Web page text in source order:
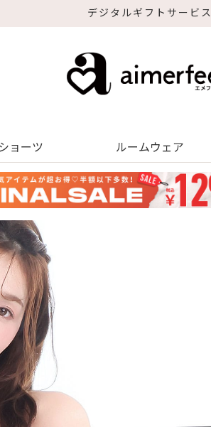
デジタルギフトサービス
ショーツ ルームウェア